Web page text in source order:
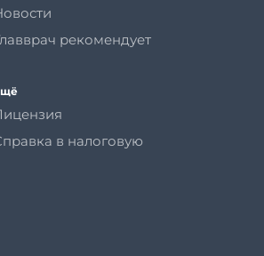
рекомендует
в налоговую